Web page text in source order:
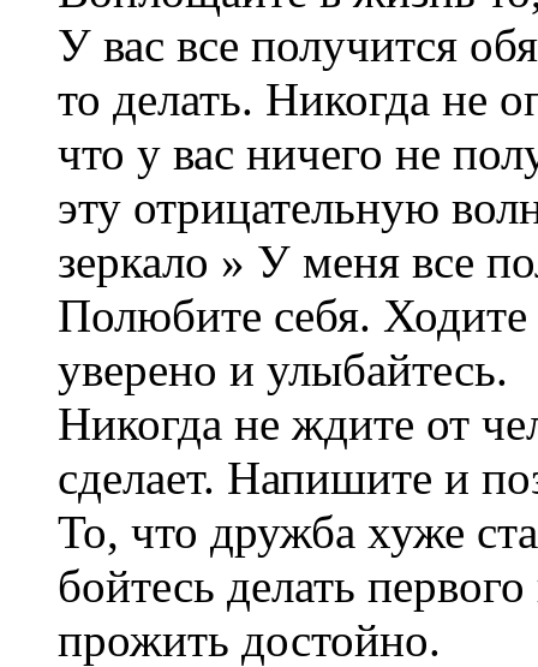
У вас все получится
то делать. Никогда не
что у вас ничего не
эту отрицательную
зеркало » У меня все
Полюбите себя.
уверено и улыбайтесь.
Никогда не ждите от
сделает. Напишите и
То, что дружба хуже
бойтесь делать
прожить достойно.